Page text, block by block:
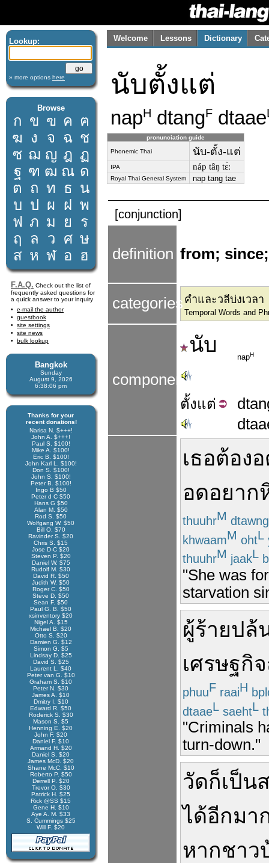
Lookup:
» more options here
Browse
ก ข ฃ ค ฅ
ฆ ง จ ฉ ช
ซ ฌ ญ ฎ ฏ
ฐ ฑ ฒ ณ ด
ต ถ ท ธ น
บ ป ผ ฝ พ
ฟ ภ ม ย
ร
ฤ
ล ว ศ ษ
ส ห ฬ อ ฮ
F.A.Q. Check out the list of
frequently asked questions for
a quick answer to your inquiry
e-mail the author
guestbook
site settings
site news
bulk lookup
Bangkok
Sunday
August 9, 2026
6:38:06 pm
Thanks for your
recent donations!
Narisa N. $+++!
John A. $+++!
Paul S. $100!
Mike A. $100!
Eric B. $100!
John Karl L. $100!
Don S. $100!
John S. $100!
Peter B. $100!
Ingo B $50
Peter d C $50
Hans G $50
Alan M. $50
Rod S. $50
Wolfgang W. $50
Bill O. $70
Ravinder S. $20
Chris S. $15
Jose D-C $20
Steven P. $20
Daniel W. $75
Rudolf M. $30
David R. $50
Judith W. $50
Roger C. $50
Steve D. $50
Sean F. $50
Paul G. B. $50
xsinventory $20
Nigel A. $15
Michael B. $20
Otto S. $20
Damien G. $12
Simon G. $5
Lindsay D. $25
David S. $25
Laurent L. $40
Peter van G. $10
Graham S. $10
Peter N. $30
James A. $10
Dmitry I. $10
Edward R. $50
Roderick S. $30
Mason S. $5
Henning E. $20
John F. $20
Daniel F. $10
Armand H. $20
Daniel S. $20
James McD. $20
Shane McC. $10
Roberto P. $50
Derrell P. $20
Trevor O. $30
Patrick H. $25
Rick @SS $15
Gene H. $10
Aye A. M. $33
S. Cummings $25
Will F. $20
Welcome Lessons Dictionary
นับตั้งแต่
napH dtangF dtaae
pronunciation guide
Phonemic Thai นับ-ตั้ง-แต่
IPA náp tâŋ tɛ̀ː
Royal Thai General System nap tang tae
[conjunction]
definition from;
categories คำและวลีบ่งเวลา
Temporal Words and
components
นับ
napH
ตั้งแต่
เธอต้อง
อดอยาก
thuuhrM dtawng
khwaamM ohtL
thuuhrM jaakL
"She was
starvation
ผู้ร้ายปล้
เศรษฐกิ
phuuF raaiH
dtaaeL saehtL
"Criminals
turn-down."
วัดก็เป็น
ได้อีกมา
หากชาว